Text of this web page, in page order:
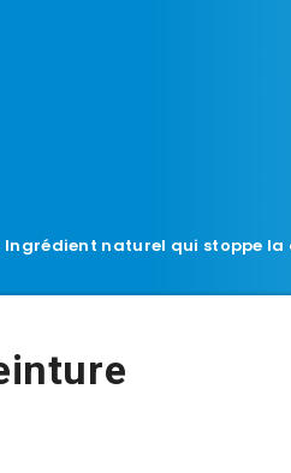
Ingrédient naturel qui stoppe